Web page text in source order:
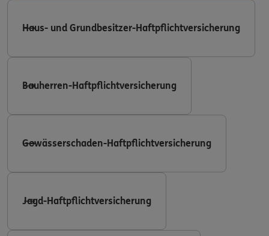
Haus- und Grundbesitzer-Haftpflichtversicherung
Bauherren-Haftpflichtversicherung
Gewässerschaden-Haftpflichtversicherung
Jagd-Haftpflichtversicherung